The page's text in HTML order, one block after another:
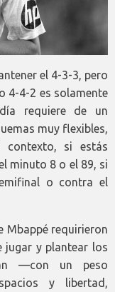
el 4-3-3, pero
4-4-2 es solamente
requiere de un
muy flexibles,
contexto, si estás
minuto 8 o el 89, si
o contra el
Mbappé requirieron
jugar y plantear los
—con un peso
y libertad,